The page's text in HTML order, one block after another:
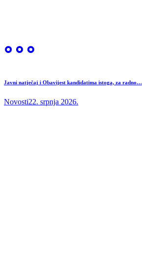
Javni natječaj i Obavijest kandidatima istoga, za radno…
Novosti22. srpnja 2026.